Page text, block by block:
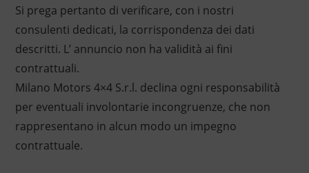
Si prega pertanto di verificare, con i nostri
consulenti dedicati, la corrispondenza dei dati
descritti. L’ annuncio non ha validità ai fini
contrattuali.
Milano Motors 4×4 S.r.l. declina ogni responsabilità
per eventuali involontarie incongruenze, che non
rappresentano in alcun modo un impegno
contrattuale.